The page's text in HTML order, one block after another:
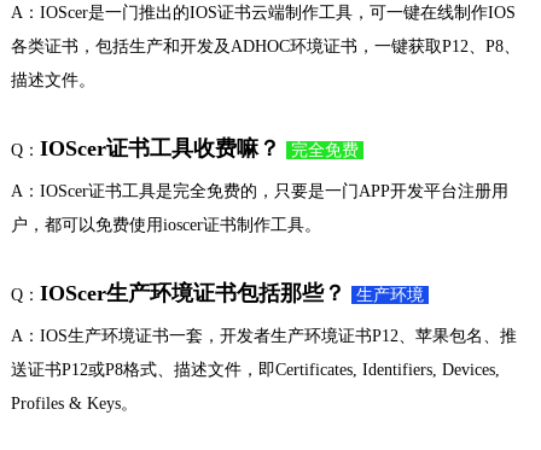
A：IOScer是一门推出的IOS证书云端制作工具，可一键在线制作IOS
各类证书，包括生产和开发及ADHOC环境证书，一键获取P12、P8、
描述文件。
Q： IOScer证书工具收费嘛？ 完全免费
A：IOScer证书工具是完全免费的，只要是一门APP开发平台注册用
户，都可以免费使用ioscer证书制作工具。
Q： IOScer生产环境证书包括那些？ 生产环境
A：IOS生产环境证书一套，开发者生产环境证书P12、苹果包名、推
送证书P12或P8格式、描述文件，即Certificates, Identifiers, Devices,
Profiles & Keys。